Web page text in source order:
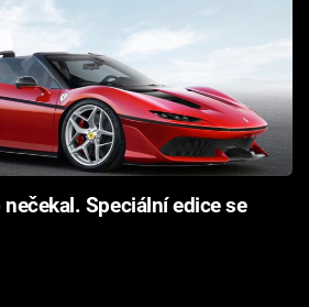
nečekal. Speciální edice se